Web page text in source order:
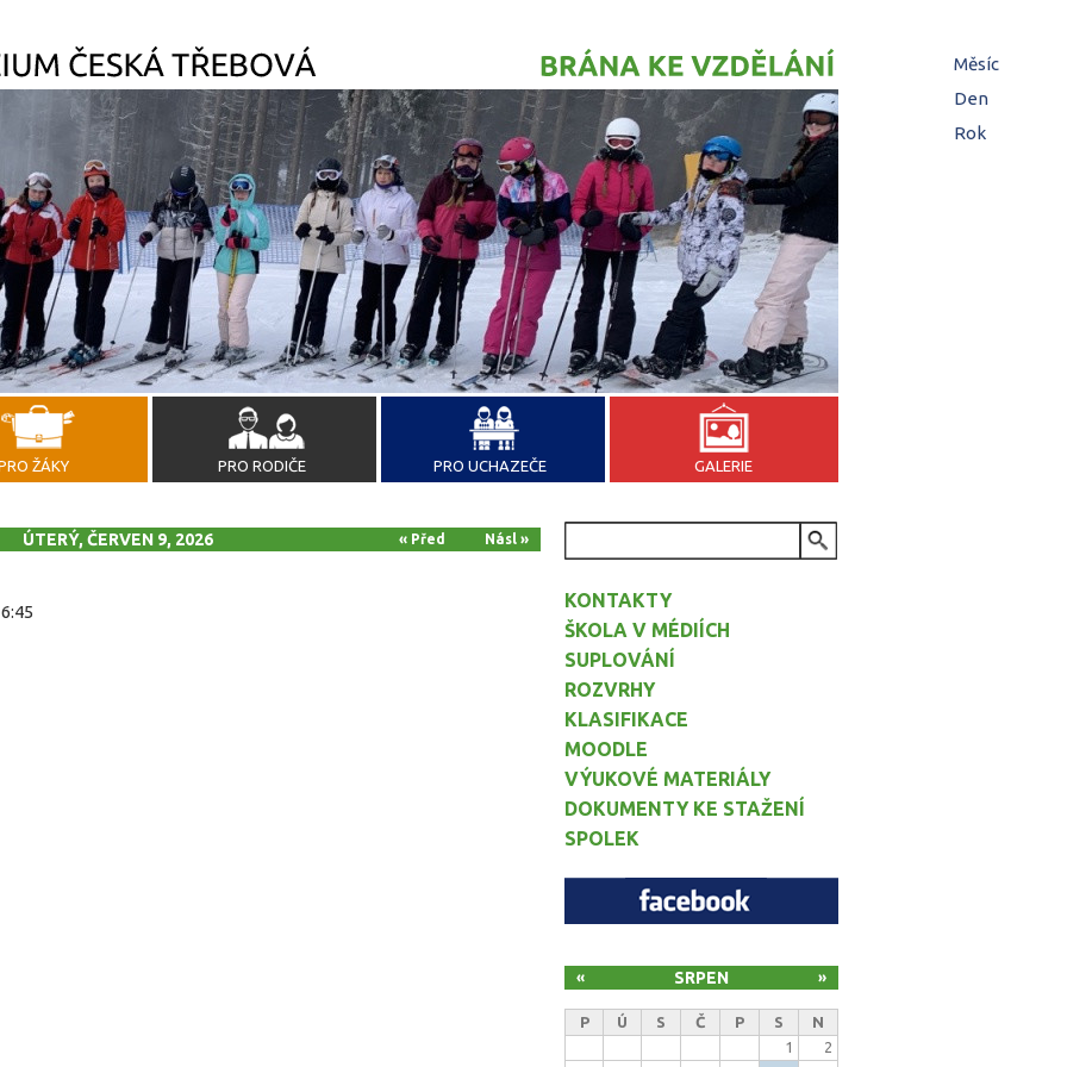
ŽÁKY PRO RODIČE PRO UCHAZEČE GALERIE
ÚTERÝ, ČERVEN 9, 2026 « Před Násl »
KONTAKTY
ŠKOLA V MÉDIÍCH
SUPLOVÁNÍ
ROZVRHY
KLASIFIKACE
MOODLE
VÝUKOVÉ MATERIÁLY
DOKUMENTY KE STAŽENÍ
SPOLEK
SRPEN
« »
P Ú S Č P S
N
1
2
Měsíc
Den(aktivní
Rok